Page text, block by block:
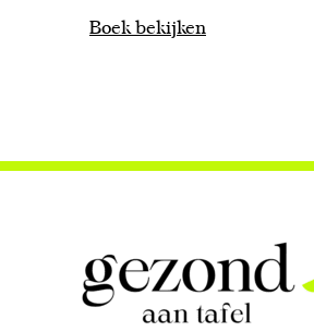
Hurt Me'.
Boek bekijken